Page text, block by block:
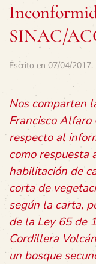
SINAC/
Escrito en 07/04/2017.
Nos comparten
Francisco Alfaro
respecto al
como respuesta
habilitación de
corta de
según la carta,
de la Ley 65 de
Cordillera
un bosque